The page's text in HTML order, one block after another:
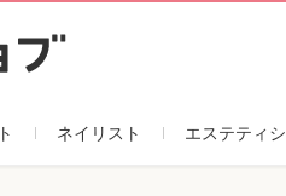
ネイリスト エステティ